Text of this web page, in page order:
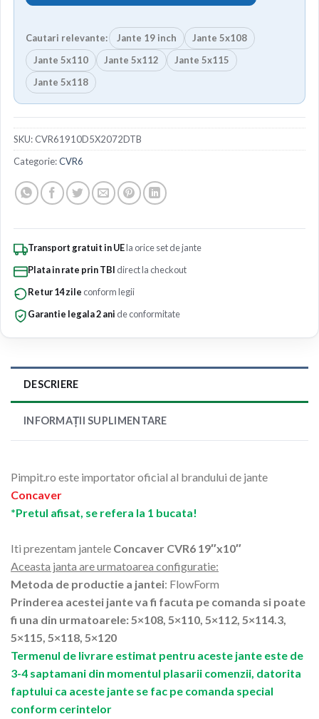
Cautari relevante: Jante 19 inch
Jante 5x108
Jante 5x110
Jante 5x112
Jante 5x115
Jante 5x118
SKU:CVR61910D5X2072DTB
Categorie:CVR6
Transport gratuit in UEla orice set de jante
Plata in rate prin TBI direct la checkout
Retur 14 zile conform legii
Garantie legala 2 ani de conformitate
DESCRIERE
INFORMAȚII SUPLIMENTARE
Pimpit.ro este importator oficial al brandului de jante
Concaver
*Pretul afisat, se refera la 1 bucata!
Iti prezentam jantele Concaver CVR6 19″x10″
Aceasta janta are urmatoarea configuratie:
Metoda de productie a jantei: FlowForm
Prinderea acestei jante va fi facuta pe comanda si poate
fi una din urmatoarele: 5×108, 5×110, 5×112, 5×114.3,
5×115, 5×118, 5×120
Termenul de livrare estimat pentru aceste jante este de
3-4 saptamani din momentul plasarii comenzii, datorita
faptului ca aceste jante se fac pe comanda special
conform cerintelor